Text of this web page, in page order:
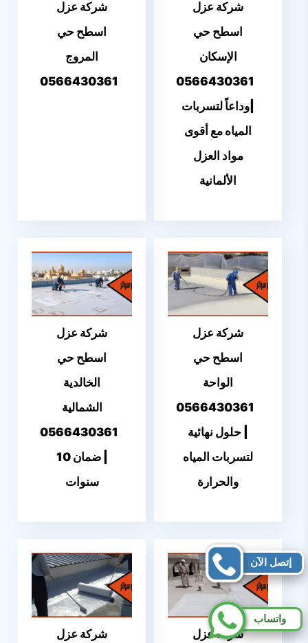
شركة عزل
اسطح حي
الإسكان
0566430361
|وداعاً لتسربات
المياه مع أقوى
مواد العزل
الألمانية
شركة عزل
اسطح حي
المروج
0566430361
شركة عزل
اسطح حي
الواحة
0566430361
| حلول نهائية
لتسربات المياه
والحرارة
شركة عزل
اسطح حي
الخالدية
الشمالية
0566430361
| ضمان 10
سنوات
شركة عزل شركة عزل
إتصل الآن
واتساب